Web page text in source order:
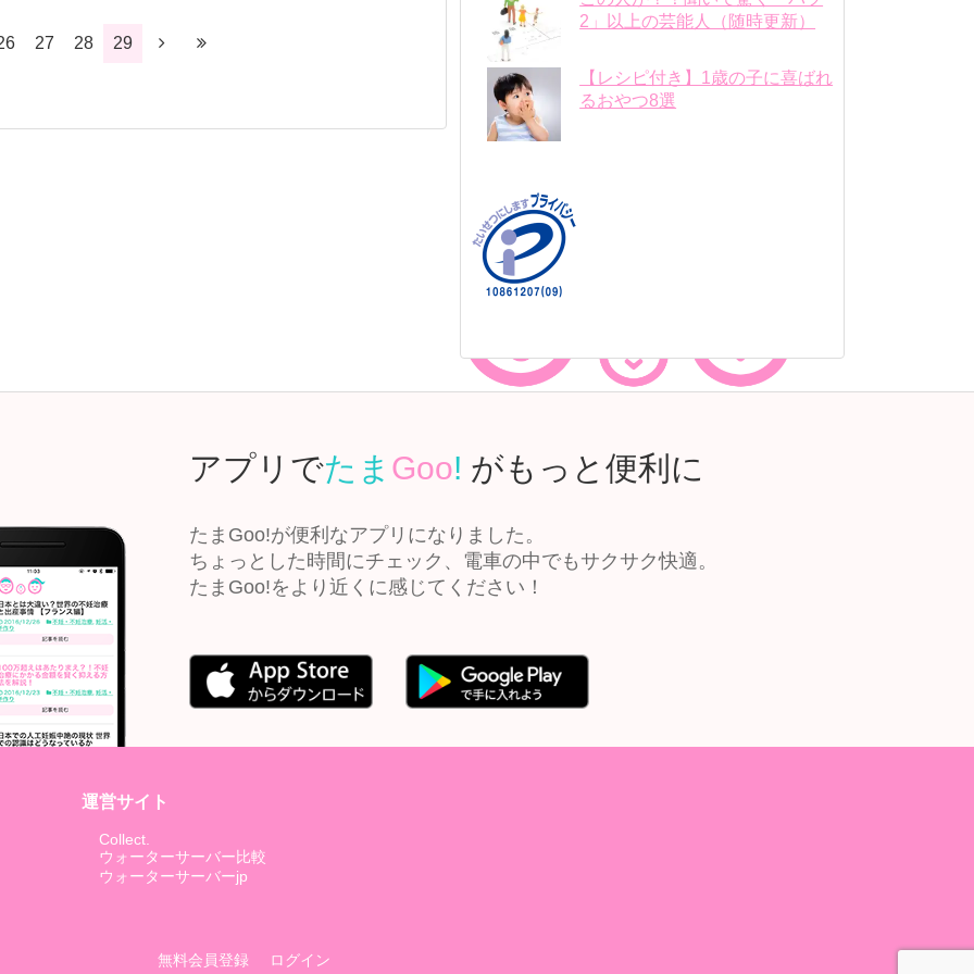
27 28 29
2」以上の芸能人（随時更新）
【レシピ付き】1歳の子に喜ばれ
るおやつ8選
アプリでたま Goo! がもっと便利に
たまGoo!が便利なアプリになりました。
ちょっとした時間にチェック、電車の中でもサクサク快適。
たまGoo!をより近くに感じてください！
運営サイト
Collect.
ウォーターサーバー比較
ウォーターサーバーjp
無料会員登録 ログイン